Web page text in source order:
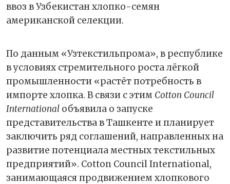
ввоз в Узбекистан хлопко-семян
американской селекции.
По данным «Узтекстильпрома», в республике
в условиях стремительного роста лёгкой
промышленности «растёт потребность в
импорте хлопка. В связи с этим Cotton Council
International объявила о запуске
представительства в Ташкенте и планирует
заключить ряд соглашений, направленных на
развитие потенциала местных текстильных
предприятий». Cotton Council International,
занимающаяся продвижением хлопкового